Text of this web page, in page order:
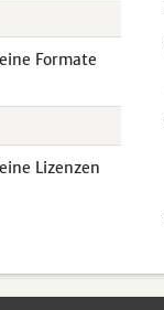
Formate
Lizenzen